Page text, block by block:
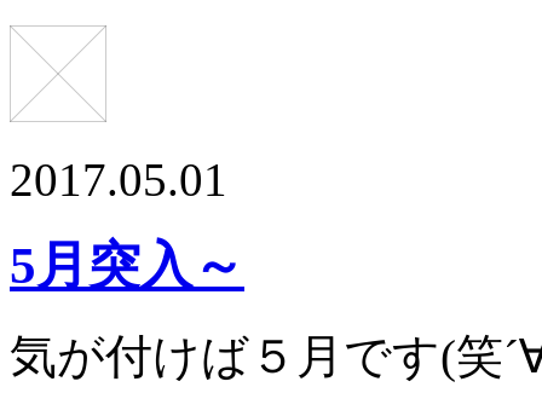
2017.05.01
5月突入～
気が付けば５月です(笑